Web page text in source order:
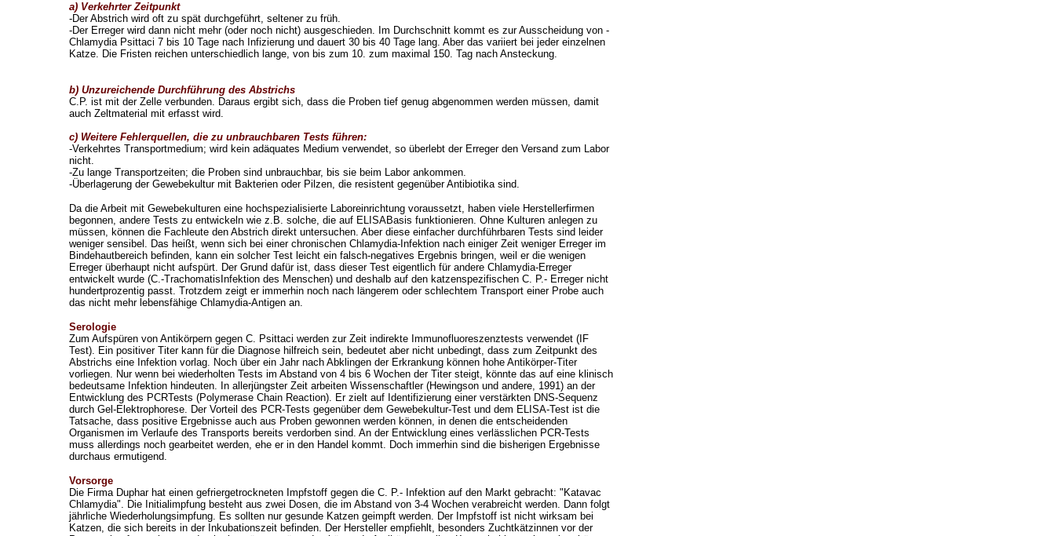
a) Verkehrter Zeitpunkt
-Der Abstrich wird oft zu spät durchgeführt, seltener zu früh.
-Der Erreger wird dann nicht mehr (oder noch nicht) ausgeschieden. Im Durchschnitt kommt es zur Ausscheidung von -
Chlamydia Psittaci 7 bis 10 Tage nach Infizierung und dauert 30 bis 40 Tage lang. Aber das variiert bei jeder einzelnen
Katze. Die Fristen reichen unterschiedlich lange, von bis zum 10. zum maximal 150. Tag nach Ansteckung.
b) Unzureichende Durchführung des Abstrichs
C.P. ist mit der Zelle verbunden. Daraus ergibt sich, dass die Proben tief genug abgenommen werden müssen, damit
auch Zeltmaterial mit erfasst wird.
c) Weitere Fehlerquellen, die zu unbrauchbaren Tests führen:
-Verkehrtes Transportmedium; wird kein adäquates Medium verwendet, so überlebt der Erreger den Versand zum Labor
nicht.
-Zu lange Transportzeiten; die Proben sind unbrauchbar, bis sie beim Labor ankommen.
-Überlagerung der Gewebekultur mit Bakterien oder Pilzen, die resistent gegenüber Antibiotika sind.
Da die Arbeit mit Gewebekulturen eine hochspezialisierte Laboreinrichtung voraussetzt, haben viele Herstellerfirmen
begonnen, andere Tests zu entwickeln wie z.B. solche, die auf ELISABasis funktionieren. Ohne Kulturen anlegen zu
müssen, können die Fachleute den Abstrich direkt untersuchen. Aber diese einfacher durchführbaren Tests sind leider
weniger sensibel. Das heißt, wenn sich bei einer chronischen Chlamydia-Infektion nach einiger Zeit weniger Erreger im
Bindehautbereich befinden, kann ein solcher Test leicht ein falsch-negatives Ergebnis bringen, weil er die wenigen
Erreger überhaupt nicht aufspürt. Der Grund dafür ist, dass dieser Test eigentlich für andere Chlamydia-Erreger
entwickelt wurde (C.-TrachomatisInfektion des Menschen) und deshalb auf den katzenspezifischen C. P.- Erreger nicht
hundertprozentig passt. Trotzdem zeigt er immerhin noch nach längerem oder schlechtem Transport einer Probe auch
das nicht mehr lebensfähige Chlamydia-Antigen an.
Serologie
Zum Aufspüren von Antikörpern gegen C. Psittaci werden zur Zeit indirekte Immunofluoreszenztests verwendet (IF
Test). Ein positiver Titer kann für die Diagnose hilfreich sein, bedeutet aber nicht unbedingt, dass zum Zeitpunkt des
Abstrichs eine Infektion vorlag. Noch über ein Jahr nach Abklingen der Erkrankung können hohe Antikörper-Titer
vorliegen. Nur wenn bei wiederholten Tests im Abstand von 4 bis 6 Wochen der Titer steigt, könnte das auf eine klinisch
bedeutsame Infektion hindeuten. In allerjüngster Zeit arbeiten Wissenschaftler (Hewingson und andere, 1991) an der
Entwicklung des PCRTests (Polymerase Chain Reaction). Er zielt auf Identifizierung einer verstärkten DNS-Sequenz
durch Gel-Elektrophorese. Der Vorteil des PCR-Tests gegenüber dem Gewebekultur-Test und dem ELISA-Test ist die
Tatsache, dass positive Ergebnisse auch aus Proben gewonnen werden können, in denen die entscheidenden
Organismen im Verlaufe des Transports bereits verdorben sind. An der Entwicklung eines verlässlichen PCR-Tests
muss allerdings noch gearbeitet werden, ehe er in den Handel kommt. Doch immerhin sind die bisherigen Ergebnisse
durchaus ermutigend.
Vorsorge
Die Firma Duphar hat einen gefriergetrockneten Impfstoff gegen die C. P.- Infektion auf den Markt gebracht: "Katavac
Chlamydia". Die Initialimpfung besteht aus zwei Dosen, die im Abstand von 3-4 Wochen verabreicht werden. Dann folgt
jährliche Wiederholungsimpfung. Es sollten nur gesunde Katzen geimpft werden. Der Impfstoff ist nicht wirksam bei
Katzen, die sich bereits in der Inkubationszeit befinden. Der Hersteller empfiehlt, besonders Zuchtkätzinnen vor der